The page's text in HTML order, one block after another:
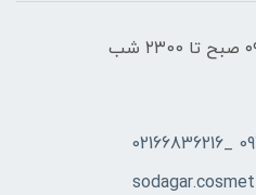
هفت روز هفته ، از ساعت ۰۹۰۰ صبح تا ۲۳00 شب